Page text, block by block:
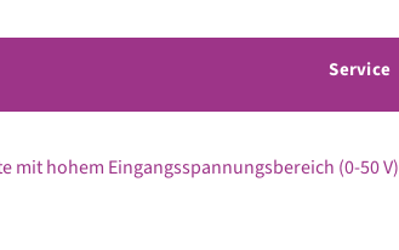
Service
mit hohem Eingangsspannungsbereich (0-50 V)